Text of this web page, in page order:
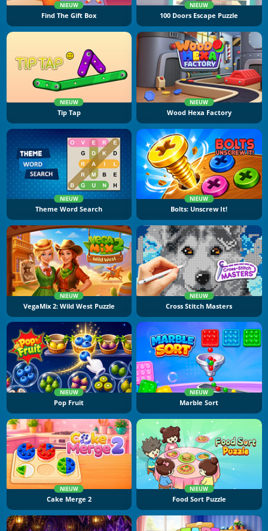
NIEUW
Find The Gift Box
NIEUW
100 Doors Escape Puzzle
NIEUW
Tip Tap
NIEUW
Wood Hexa Factory
NIEUW
Theme Word Search
NIEUW
Bolts: Unscrew It!
NIEUW
VegaMix 2: Wild West Puzzle
NIEUW
Cross Stitch Masters
NIEUW
Pop Fruit
NIEUW
Marble Sort
NIEUW
Cake Merge 2
NIEUW
Food Sort Puzzle